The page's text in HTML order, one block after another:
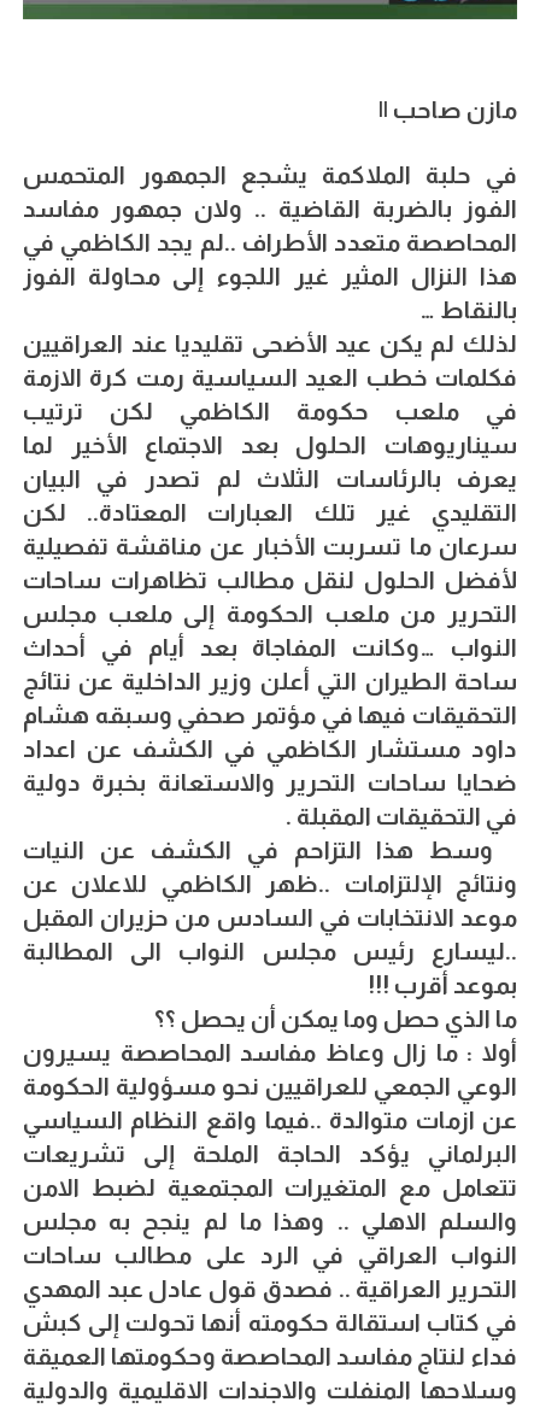
مازن صاحب ||
في حلبة الملاكمة يشجع الجمهور المتحمس
الفوز بالضربة القاضية .. ولان جمهور مفاسد
المحاصصة متعدد الأطراف ..لم يجد الكاظمي في
هذا النزال المثير غير اللجوء إلى محاولة الفوز
بالنقاط …
لذلك لم يكن عيد الأضحى تقليديا عند العراقيين
فكلمات خطب العيد السياسية رمت كرة الازمة
في ملعب حكومة الكاظمي لكن ترتيب
سيناريوهات الحلول بعد الاجتماع الأخير لما
يعرف بالرئاسات الثلاث لم تصدر في البيان
التقليدي غير تلك العبارات المعتادة.. لكن
سرعان ما تسربت الأخبار عن مناقشة تفصيلية
لأفضل الحلول لنقل مطالب تظاهرات ساحات
التحرير من ملعب الحكومة إلى ملعب مجلس
النواب …وكانت المفاجاة بعد أيام في أحداث
ساحة الطيران التي أعلن وزير الداخلية عن نتائج
التحقيقات فيها في مؤتمر صحفي وسبقه هشام
داود مستشار الكاظمي في الكشف عن اعداد
ضحايا ساحات التحرير والاستعانة بخبرة دولية
في التحقيقات المقبلة .
وسط هذا التزاحم في الكشف عن النيات
ونتائج الإلتزامات ..ظهر الكاظمي للاعلان عن
موعد الانتخابات في السادس من حزيران المقبل
..ليسارع رئيس مجلس النواب الى المطالبة
بموعد أقرب !!!
ما الذي حصل وما يمكن أن يحصل ؟؟
أولا : ما زال وعاظ مفاسد المحاصصة يسيرون
الوعي الجمعي للعراقيين نحو مسؤولية الحكومة
عن ازمات متوالدة ..فيما واقع النظام السياسي
البرلماني يؤكد الحاجة الملحة إلى تشريعات
تتعامل مع المتغيرات المجتمعية لضبط الامن
والسلم الاهلي .. وهذا ما لم ينجح به مجلس
النواب العراقي في الرد على مطالب ساحات
التحرير العراقية .. فصدق قول عادل عبد المهدي
في كتاب استقالة حكومته أنها تحولت إلى كبش
فداء لنتاج مفاسد المحاصصة وحكومتها العميقة
وسلاحها المنفلت والاجندات الاقليمية والدولية